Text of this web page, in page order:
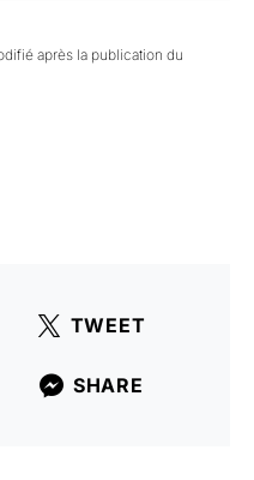
après la publication du
TWEET
SHARE